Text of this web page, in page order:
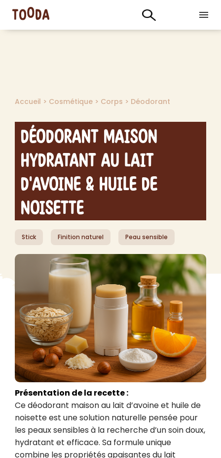
Accueil > Cosmétique > Corps > Déodorant
Déodorant Maison
Hydratant au Lait
d'Avoine & Huile de
Noisette
Stick Finition naturel Peau sensible
Présentation de la recette :
Ce déodorant maison au lait d’avoine et huile de
noisette est une solution naturelle pensée pour
les peaux sensibles à la recherche d’un soin doux,
hydratant et efficace. Sa formule unique
combine les propriétés apaisantes du lait